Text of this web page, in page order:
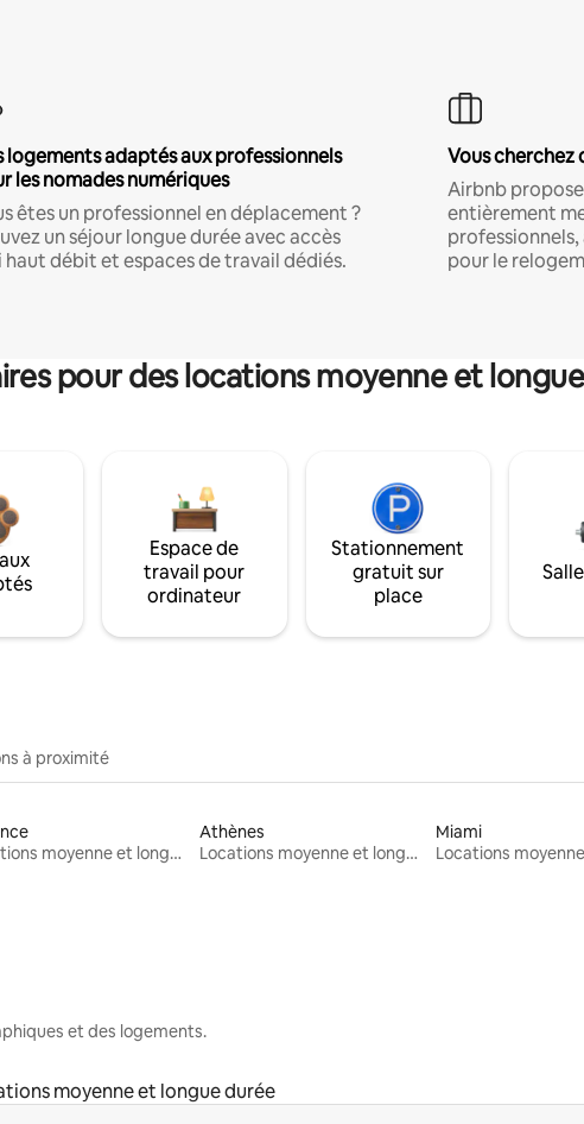
logements adaptés aux professionnels
les nomades numériques
êtes un professionnel en déplacement ?
un séjour longue durée avec accès
débit et espaces de travail dédiés.
Vous cherchez
Airbnb
entièrement
pour le
pour des locations moyenne et
Espace de
travail pour
ordinateur
Stationnement
gratuit sur
place
à proximité
Locations moyenne et longue durée
Athènes
Locations moyenne et longue durée
Miami
et des logements.
moyenne et longue durée